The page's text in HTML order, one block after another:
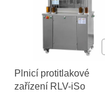
Plnicí protitlakové
zařízení RLV-iSo